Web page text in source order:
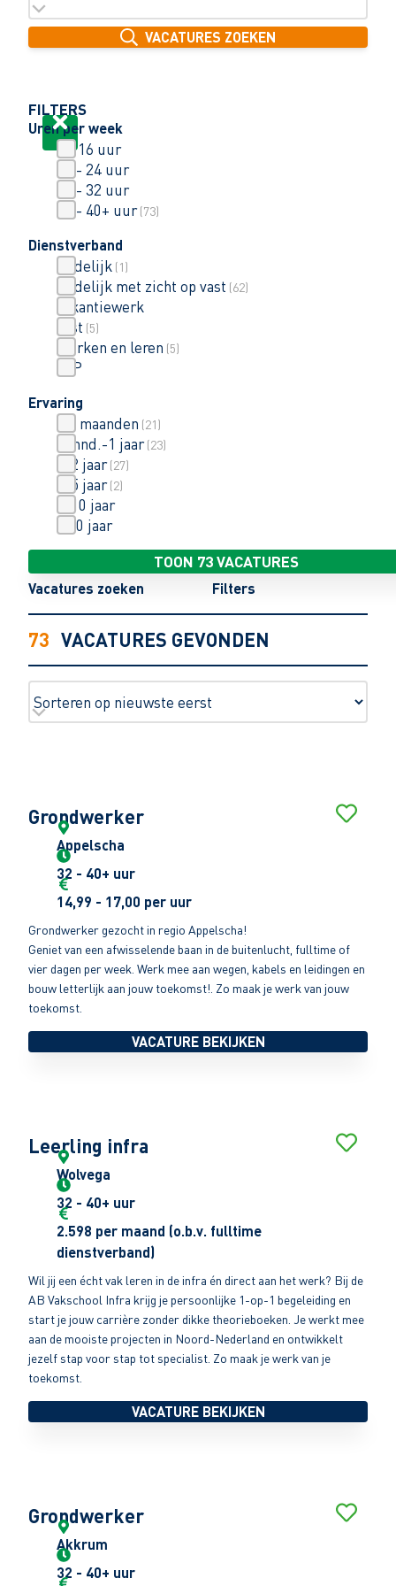
VACATURES ZOEKEN
FILTERS
Uren per week
0 - 16 uur
16 - 24 uur
24 - 32 uur
32 - 40+ uur(73)
Dienstverband
Tijdelijk (1)
Tijdelijk met zicht op vast (62)
Vakantiewerk
Vast (5)
Werken en leren (5)
ZZP
Ervaring
< 6 maanden (21)
6 mnd.-1 jaar(23)
1-2 jaar(27)
3-5 jaar(2)
6-10 jaar
> 10 jaar
TOON 73 VACATURES
Vacatures zoeken Filters
73 VACATURES GEVONDEN
Grondwerker
Appelscha
32 - 40+ uur
14,99 - 17,00 per uur
Grondwerker gezocht in regio Appelscha!
Geniet van een afwisselende baan in de buitenlucht, fulltime of
vier dagen per week. Werk mee aan wegen, kabels en leidingen en
bouw letterlijk aan jouw toekomst!. Zo maak je werk van jouw
toekomst.
VACATURE BEKIJKEN
Leerling infra
Wolvega
32 - 40+ uur
2.598 per maand (o.b.v. fulltime
dienstverband)
Wil jij een écht vak leren in de infra én direct aan het werk? Bij de
AB Vakschool Infra krijg je persoonlijke 1-op-1 begeleiding en
start je jouw carrière zonder dikke theorieboeken. Je werkt mee
aan de mooiste projecten in Noord-Nederland en ontwikkelt
jezelf stap voor stap tot specialist. Zo maak je werk van je
toekomst.
VACATURE BEKIJKEN
Grondwerker
Akkrum
32 - 40+ uur